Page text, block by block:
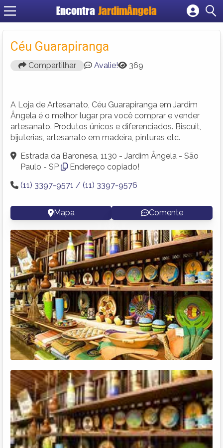
EncontraJardimÂngela
Cadastrar empresa
Criar conta
Céu Guarapiranga
Compartilhar Avalie! 369
A Loja de Artesanato, Céu Guarapiranga em Jardim
Ângela é o melhor lugar pra você comprar e vender
artesanato. Produtos únicos e diferenciados. Biscuit,
bijuterias, artesanato em madeira, pinturas etc.
Estrada da Baronesa, 1130 - Jardim Ângela - São
Paulo - SP
Endereço copiado!
(11) 3397-9571 / (11) 3397-9576
Mapa Comente